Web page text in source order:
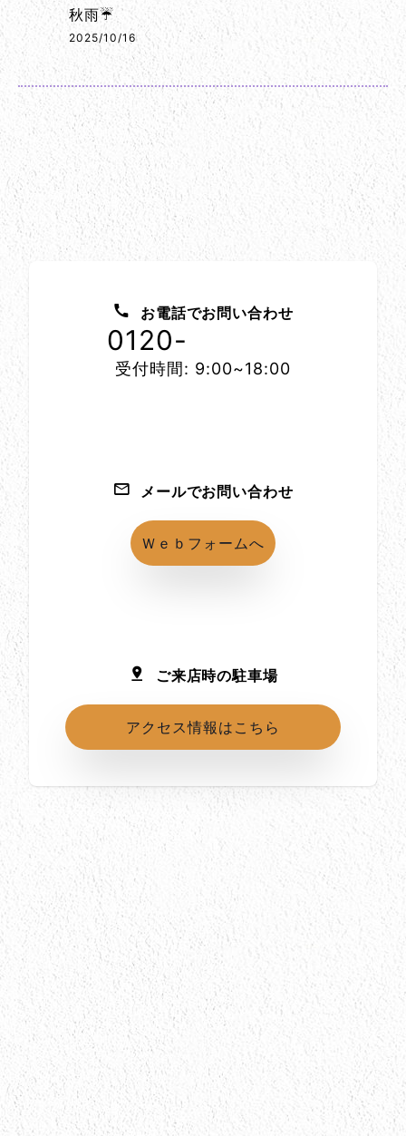
秋雨☔
2025/10/16
お電話でお問い合わせ
0120-
受付時間: 9:00~18:00
メールでお問い合わせ
Ｗｅｂフォームへ
ご来店時の駐車場
アクセス情報はこちら
所在地